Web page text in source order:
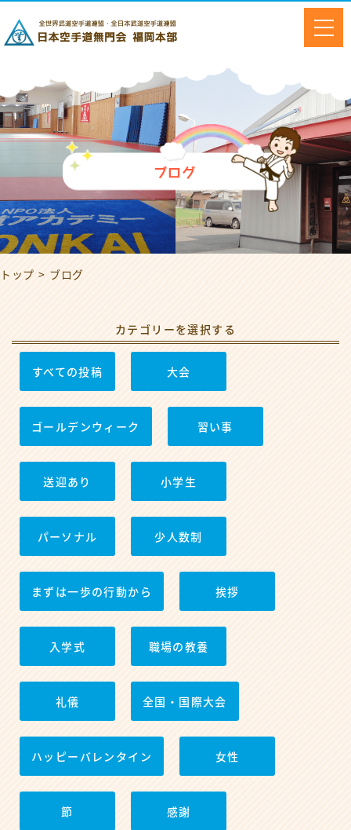
ブログ
トップ ブログ
カテゴリーを選択する
すべての投稿 大会
ゴールデンウィーク 習い事
送迎あり 小学生
パーソナル 少人数制
まずは一歩の行動から 挨拶
入学式 職場の教養
礼儀 全国・国際大会
ハッピーバレンタイン 女性
節 感謝